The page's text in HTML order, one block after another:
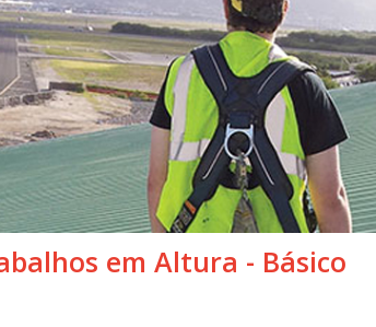
em Altura - Básico
Aproveite e ganhe 150€ na
retoma do seu aparelho
respiratório
A segurança dos
profissionais começa com
equipamentos de proteção
respiratória fiáveis e em
perfeito estado de
funcionamento. Se os seus
aparelhos respiratórios já